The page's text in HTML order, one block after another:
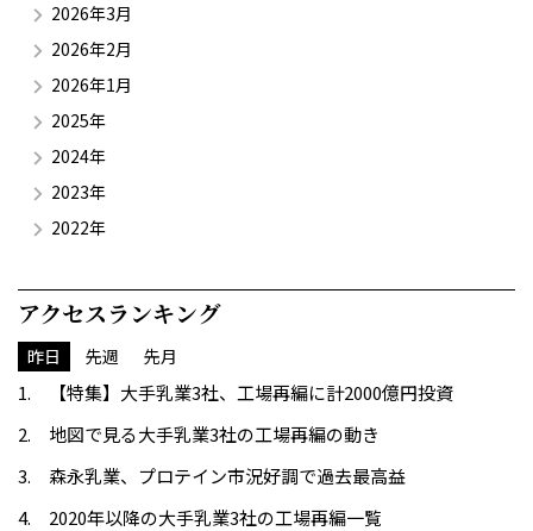
2026年3月
2026年2月
2026年1月
2025年
2024年
2023年
2022年
アクセスランキング
昨日 先週 先月
【特集】大手乳業3社、工場再編に計2000億円投資
地図で見る大手乳業3社の工場再編の動き
森永乳業、プロテイン市況好調で過去最高益
2020年以降の大手乳業3社の工場再編一覧